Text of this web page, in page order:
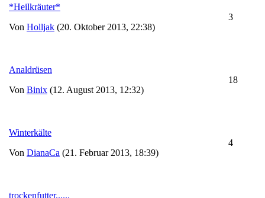
*Heilkräuter*
Von Holljak (20. Oktober 2013, 22:38)
3
Analdrüsen
Von Binix (12. August 2013, 12:32)
18
Winterkälte
Von DianaCa (21. Februar 2013, 18:39)
4
trockenfutter......